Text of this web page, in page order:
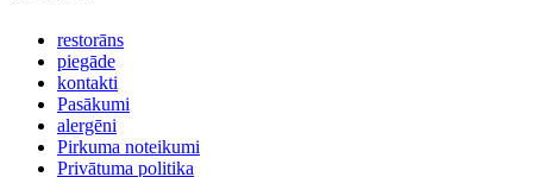
restorāns
piegāde
kontakti
Pasākumi
alergēni
Pirkuma noteikumi
Privātuma politika